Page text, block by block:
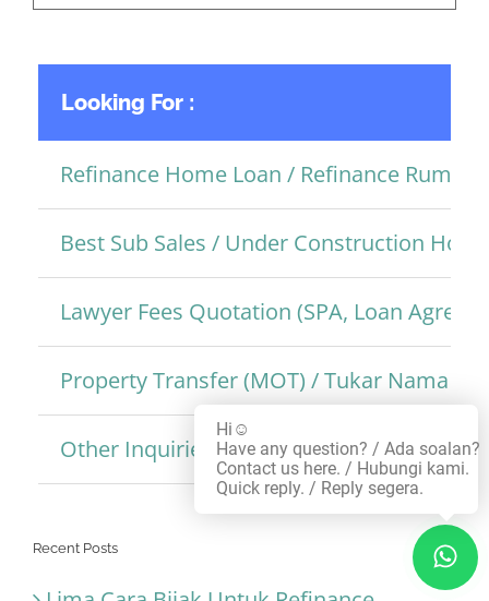
Looking For :
Refinance Home Loan / Refinance Rumah
Best Sub Sales / Under Construction
Lawyer Fees Quotation (SPA, Loan
Property Transfer (MOT) / Tukar Nama
Other Inquiries / Pertanyaan Lain
Recent Posts
Hi☺️
Have any question? / Ada soalan?
Contact us here. / Hubungi kami.
Quick reply. / Reply segera.